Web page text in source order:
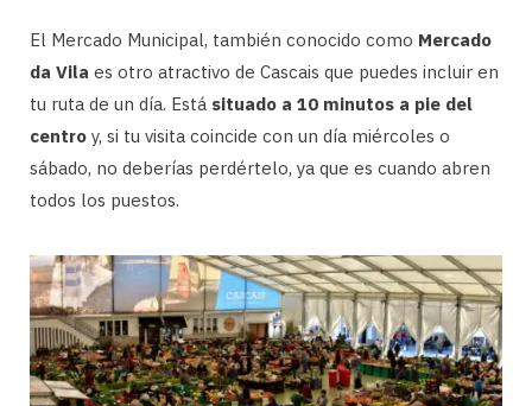
El Mercado Municipal, también conocido como Mercado
da Vila es otro atractivo de Cascais que puedes incluir en
tu ruta de un día. Está situado a 10 minutos a pie del
centro y, si tu visita coincide con un día miércoles o
sábado, no deberías perdértelo, ya que es cuando abren
todos los puestos.